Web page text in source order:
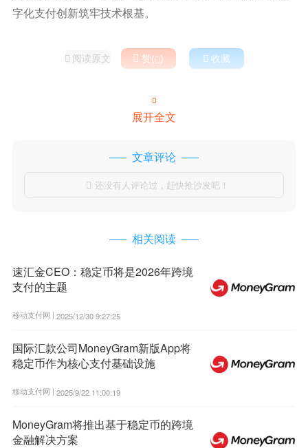
字化支付创新筑牢技术根基。
 阅读原文  赞()  收藏

展开全文
文章评论
 还没有人评论过，赶快抢沙发吧！
相关阅读
速汇金CEO：稳定币将是2026年跨境
支付的主题
移动支付网 | 2025/12/30 9:27:25
国际汇款公司MoneyGram新版App将
稳定币作为核心支付基础设施
移动支付网 | 2025/9/22 11:00:19
MoneyGram将推出基于稳定币的跨境
金融解决方案